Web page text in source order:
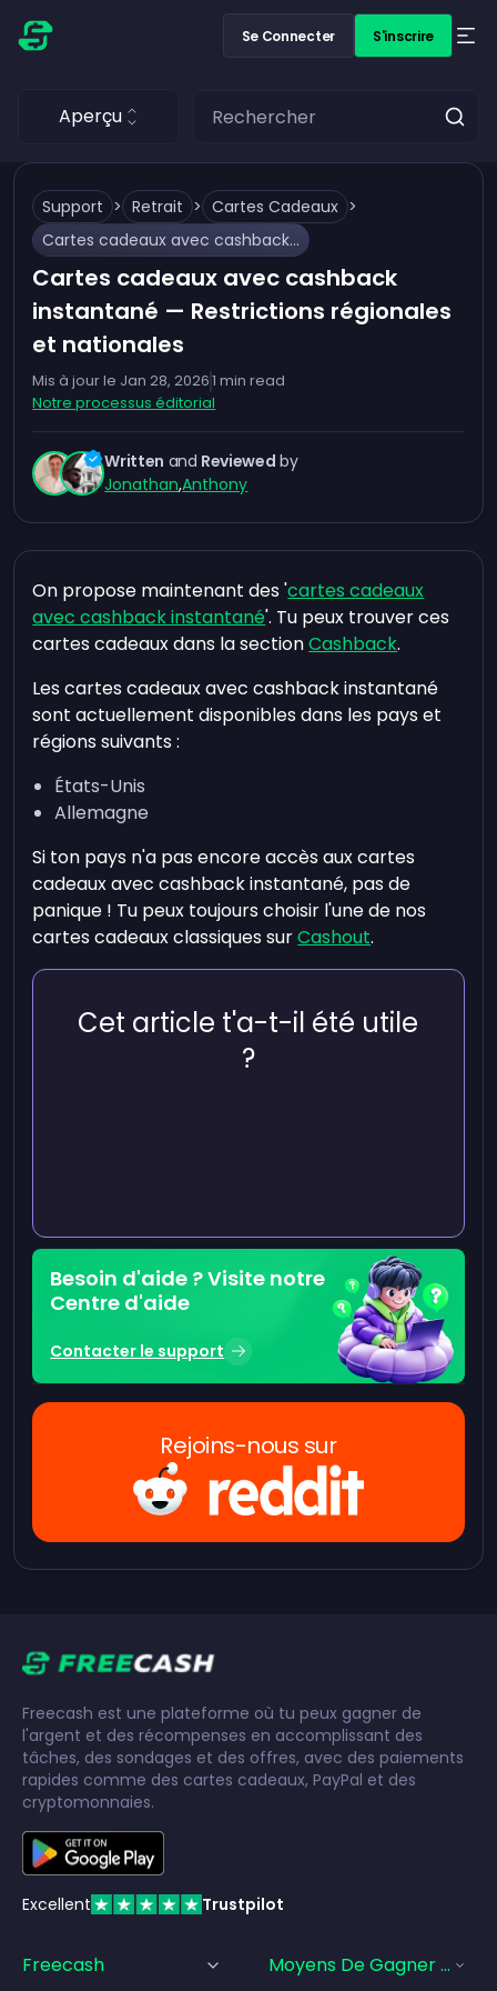
Se Connecter S'inscrire
Aperçu
Support > Retrait > Cartes Cadeaux >
Cartes cadeaux avec cashback instantané — Restrictions régionales et nationales
Cartes cadeaux avec cashback
instantané — Restrictions régionales
et nationales
Mis à jour le Jan 28, 20261 min read
Notre processus éditorial
Written and Reviewed by
Jonathan,Anthony
On propose maintenant des 'cartes cadeaux
avec cashback instantané'. Tu peux trouver ces
cartes cadeaux dans la sectionCashback.
Les cartes cadeaux avec cashback instantané
sont actuellement disponibles dans les pays et
régions suivants :
États-Unis
Allemagne
Si ton pays n'a pas encore accès aux cartes
cadeaux avec cashback instantané, pas de
panique ! Tu peux toujours choisir l'une de nos
cartes cadeaux classiques surCashout.
Cet article t'a-t-il été utile
?
Besoin d'aide ? Visite notre
Centre d'aide
Contacter le support
Rejoins-nous sur
Freecash est une plateforme où tu peux gagner de
l'argent et des récompenses en accomplissant des
tâches, des sondages et des offres, avec des paiements
rapides comme des cartes cadeaux, PayPal et des
cryptomonnaies.
Excellent Trustpilot
Freecash Moyens De Gagner De